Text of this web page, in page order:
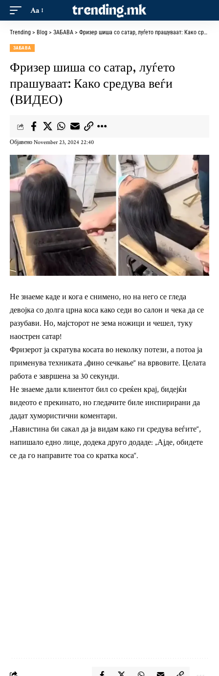
Aa
Trending > Blog > ЗАБАВА > Фризер шиша со сатар, луѓето прашуваат: Како средува веѓи (ВИДЕО)
ЗАБАВА
Фризер шиша со сатар, луѓето
прашуваат: Како средува веѓи
(ВИДЕО)
Објавено November 23, 2024 22:40
Не знаеме каде и кога е снимено, но на него се гледа
девојка со долга црна коса како седи во салон и чека да се
разубави. Но, мајсторот не зема ножици и чешел, туку
наострен сатар!
Фризерот ја скратува косата во неколку потези, а потоа ја
применува техниката „фино сечкање“ на врвовите. Целата
работа е завршена за 30 секунди.
Не знаеме дали клиентот бил со среќен крај, бидејќи
видеото е прекинато, но гледачите биле инспирирани да
дадат хумористични коментари.
„Навистина би сакал да ја видам како ги средува веѓите“,
напишало едно лице, додека друго додаде: „Ајде, обидете
се да го направите тоа со кратка коса“.